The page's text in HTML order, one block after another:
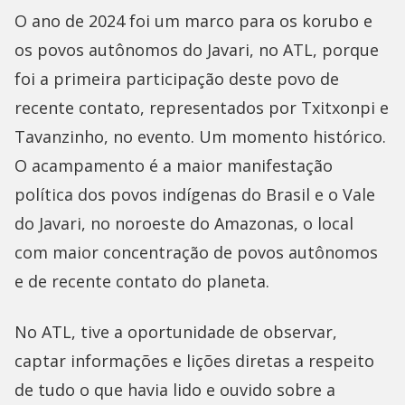
O ano de 2024 foi um marco para os korubo e
os povos autônomos do Javari, no ATL, porque
foi a primeira participação deste povo de
recente contato, representados por Txitxonpi e
Tavanzinho, no evento. Um momento histórico.
O acampamento é a maior manifestação
política dos povos indígenas do Brasil e o Vale
do Javari, no noroeste do Amazonas, o local
com maior concentração de povos autônomos
e de recente contato do planeta.
No ATL, tive a oportunidade de observar,
captar informações e lições diretas a respeito
de tudo o que havia lido e ouvido sobre a